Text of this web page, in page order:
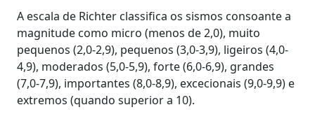
A escala de Richter classifica os sismos consoante a
magnitude como micro (menos de 2,0), muito
pequenos (2,0-2,9), pequenos (3,0-3,9), ligeiros (4,0-
4,9), moderados (5,0-5,9), forte (6,0-6,9), grandes
(7,0-7,9), importantes (8,0-8,9), excecionais (9,0-9,9) e
extremos (quando superior a 10).